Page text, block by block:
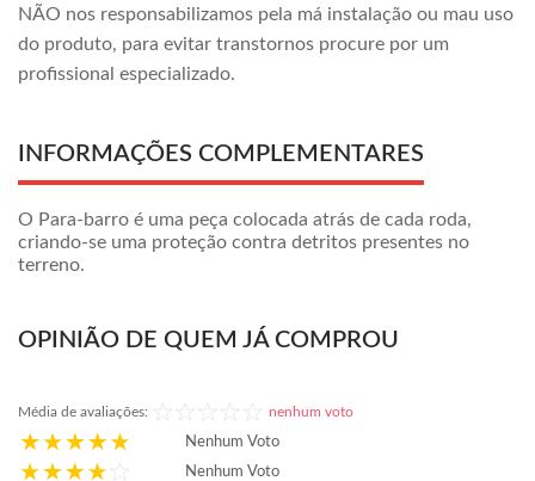
NÃO nos responsabilizamos pela má instalação ou mau uso
do produto, para evitar transtornos procure por um
profissional especializado.
INFORMAÇÕES COMPLEMENTARES
O Para-barro é uma peça colocada atrás de cada roda,
criando-se uma proteção contra detritos presentes no
terreno.
OPINIÃO DE QUEM JÁ COMPROU
Média de avaliações: nenhum voto
Nenhum Voto
Nenhum Voto